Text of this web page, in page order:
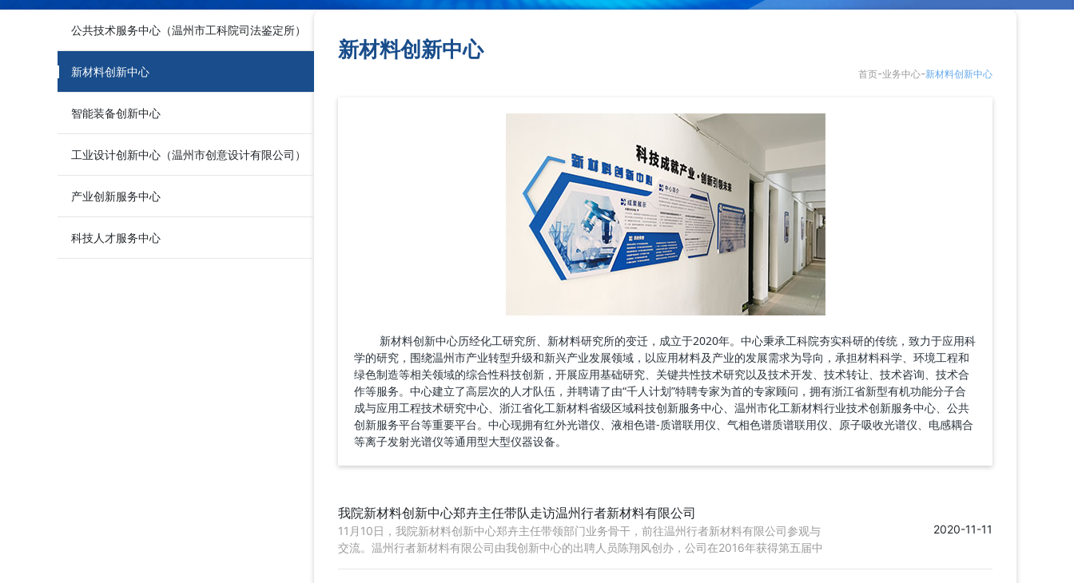
公共技术服务中心（温州市工科院司法鉴定所）
新材料创新中心
智能装备创新中心
工业设计创新中心（温州市创意设计有限公司）
产业创新服务中心
科技人才服务中心
新材料创新中心
首页-业务中心-新材料创新中心
新材料创新中心历经化工研究所、新材料研究所的变迁，成立于2020年。中心秉承工科院夯实科研的传统，致力于应用科
学的研究，围绕温州市产业转型升级和新兴产业发展领域，以应用材料及产业的发展需求为导向，承担材料科学、环境工程和
绿色制造等相关领域的综合性科技创新，开展应用基础研究、关键共性技术研究以及技术开发、技术转让、技术咨询、技术合
作等服务。中心建立了高层次的人才队伍，并聘请了由“千人计划”特聘专家为首的专家顾问，拥有浙江省新型有机功能分子合
成与应用工程技术研究中心、浙江省化工新材料省级区域科技创新服务中心、温州市化工新材料行业技术创新服务中心、公共
创新服务平台等重要平台。中心现拥有红外光谱仪、液相色谱-质谱联用仪、气相色谱质谱联用仪、原子吸收光谱仪、电感耦合
等离子发射光谱仪等通用型大型仪器设备。
我院新材料创新中心郑卉主任带队走访温州行者新材料有限公司
11月10日，我院新材料创新中心郑卉主任带领部门业务骨干，前往温州行者新材料有限公司参观与
交流。温州行者新材料有限公司由我创新中心的出聘人员陈翔风创办，公司在2016年获得第五届中
2020-11-11